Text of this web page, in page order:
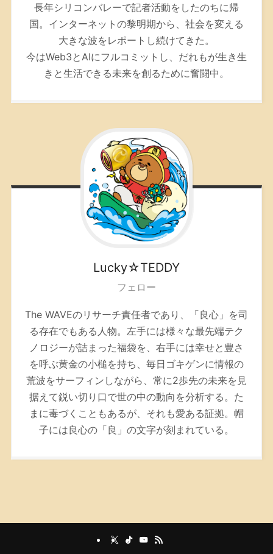
長年シリコンバレーで記者活動をしたのちに帰
国。インターネットの黎明期から、社会を変える
大きな波をレポートし続けてきた。
今はWeb3とAIにフルコミットし、だれもが生き生
きと生活できる未来を創るために奮闘中。
Lucky☆TEDDY
フェロー
The WAVEのリサーチ責任者であり、「良心」を司
る存在でもある人物。左手には様々な最先端テク
ノロジーが詰まった福袋を、右手には幸せと豊さ
を呼ぶ黄金の小槌を持ち、毎日ゴキゲンに情報の
荒波をサーフィンしながら、常に2歩先の未来を見
据えて鋭い切り口で世の中の動向を分析する。た
まに毒づくこともあるが、それも愛ある証拠。帽
子には良心の「良」の文字が刻まれている。